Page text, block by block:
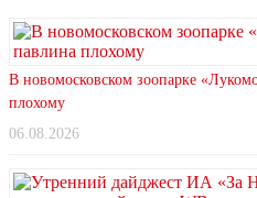
В новомосковском зоопарке
плохому
06.08.2026